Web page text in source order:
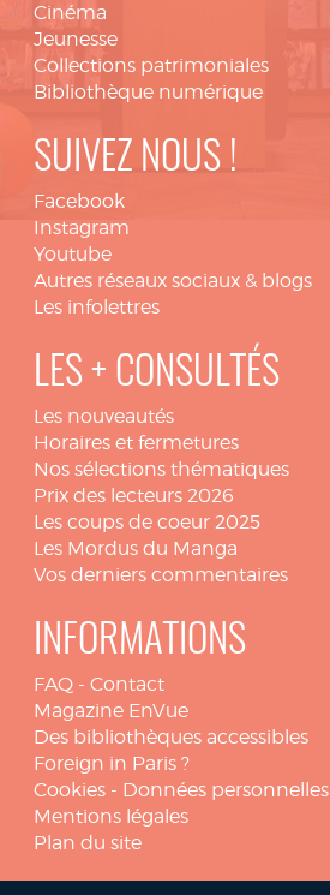
Cinéma
Jeunesse
Collections patrimoniales
Bibliothèque numérique
SUIVEZ NOUS !
Facebook
Instagram
Youtube
Autres réseaux sociaux & blogs
Les infolettres
LES + CONSULTÉS
Les nouveautés
Horaires et fermetures
Nos sélections thématiques
Prix des lecteurs 2026
Les coups de coeur 2025
Les Mordus du Manga
Vos derniers commentaires
INFORMATIONS
FAQ - Contact
Magazine EnVue
Des bibliothèques accessibles
Foreign in Paris ?
Cookies - Données personnelles
Mentions légales
Plan du site